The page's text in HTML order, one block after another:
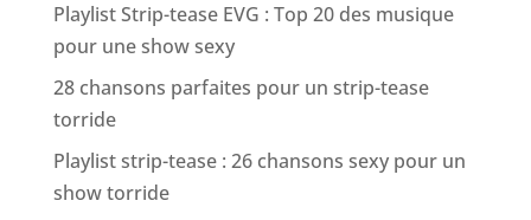
Playlist Strip-tease EVG : Top 20 des musique
pour une show sexy
28 chansons parfaites pour un strip-tease
torride
Playlist strip-tease : 26 chansons sexy pour un
show torride